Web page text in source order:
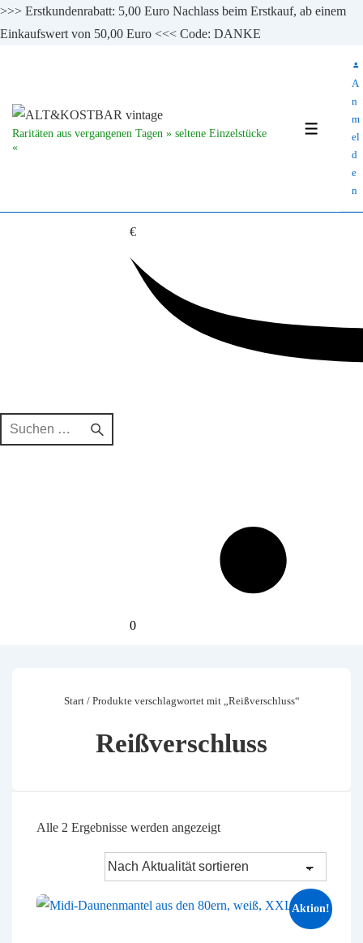
>>> Erstkundenrabatt: 5,00 Euro Nachlass beim Erstkauf, ab einem
Einkaufswert von 50,00 Euro <<< Code: DANKE
Inhalt
Raritäten aus vergangenen Tagen » seltene Einzelstücke
«
MENÜ
A
n
m
el
d
e
n
Suchen
nach:
€
0
Start/ Produkte verschlagwortet mit „Reißverschluss“
Reißverschluss
Alle 2 Ergebnisse werden angezeigtNach
Aktualität
sortiert
Aktion!